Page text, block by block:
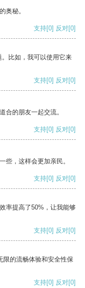
奥秘。
支持[0] 反对[0]
比如，我可以使用它来
支持[0] 反对[0]
合的朋友一起交流。
支持[0] 反对[0]
些，这样会更加亲民。
支持[0] 反对[0]
率提高了50%，让我能够
支持[0] 反对[0]
限的流畅体验和安全性保
支持[0] 反对[0]